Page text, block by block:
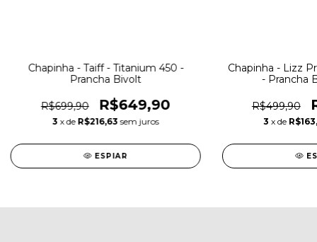
Chapinha - Taiff - Titanium 450 -
Prancha Bivolt
R$699,90 R$649,90
3 x de R$216,63 sem juros
ESPIAR
Chapinha - Lizz
- Prancha
R$499,90
3 x de